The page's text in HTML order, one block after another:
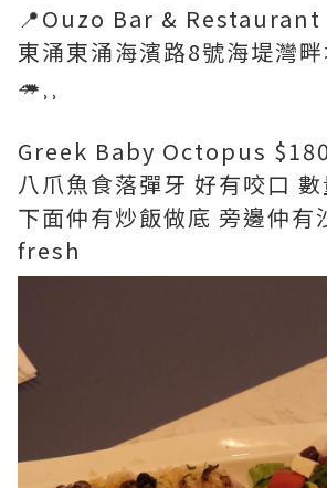
📍Ouzo Bar & Restaurant
東涌東涌海濱路8號海堤灣
🦔⸒⸒
Greek Baby Octopus $180
八爪魚食落彈牙 好有咬口
下面仲有炒飯做底 旁邊仲有
fresh